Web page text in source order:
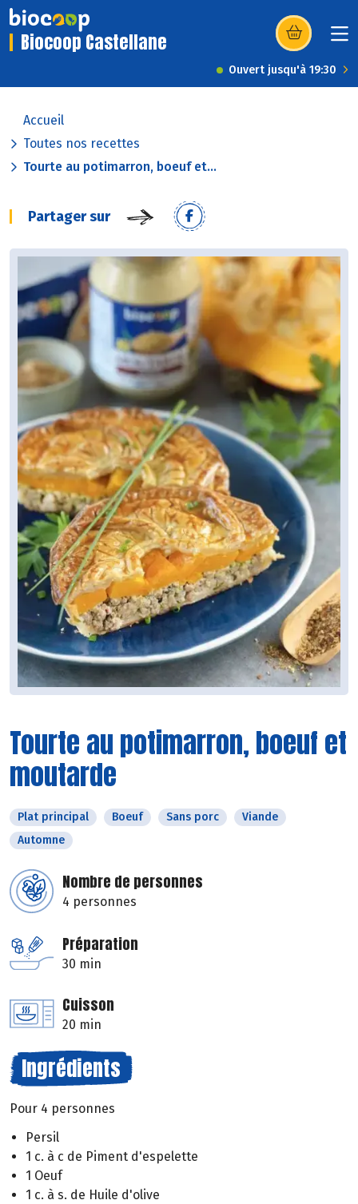
Biocoop Castellane (s’ouvre dans
Ouvert jusqu'à 19:30
Accueil
Toutes nos recettes
Tourte au potimarron, boeuf et...
Partager sur
Tourte au potimarron, boeuf et
moutarde
Plat principal Boeuf Sans porc
Viande
Automne
Nombre de personnes
4 personnes
Préparation
30 min
Cuisson
20 min
Ingrédients
Pour 4 personnes
Persil
1 c. à c de Piment d'espelette
1 Oeuf
1 c. à s. de Huile d'olive